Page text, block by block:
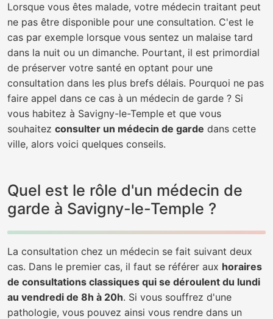
Lorsque vous êtes malade, votre médecin traitant peut
ne pas être disponible pour une consultation. C'est le
cas par exemple lorsque vous sentez un malaise tard
dans la nuit ou un dimanche. Pourtant, il est primordial
de préserver votre santé en optant pour une
consultation dans les plus brefs délais. Pourquoi ne pas
faire appel dans ce cas à un médecin de garde ? Si
vous habitez à Savigny-le-Temple et que vous
souhaitez consulter un médecin de garde dans cette
ville, alors voici quelques conseils.
Quel est le rôle d'un médecin de
garde à Savigny-le-Temple ?
La consultation chez un médecin se fait suivant deux
cas. Dans le premier cas, il faut se référer aux horaires
de consultations classiques qui se déroulent du lundi
au vendredi de 8h à 20h. Si vous souffrez d'une
pathologie, vous pouvez ainsi vous rendre dans un